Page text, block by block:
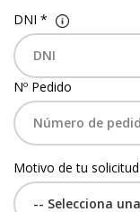
DNI *
Nº Pedido
Motivo de tu